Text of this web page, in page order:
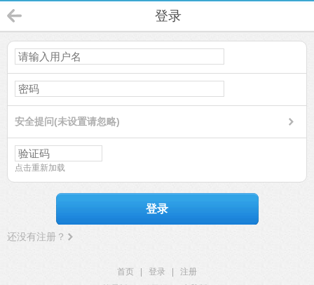
登录
安全提问(未设置请忽略)
点击重新加载
登录
还没有注册？
首页 登录
注册